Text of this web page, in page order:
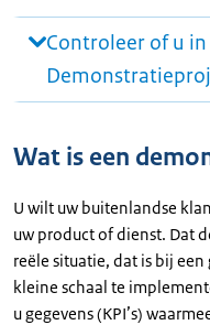
Controleer of u
Wat is een
U wilt uw buitenlandse
uw product of dienst. Dat
reële situatie, dat is bij
kleine schaal te
u gegevens (KPI’s)